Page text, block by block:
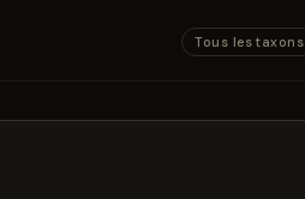
Tous les taxons